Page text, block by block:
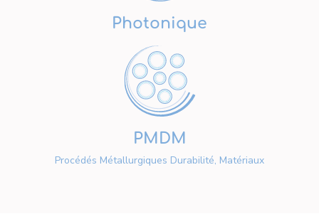
Photonique
PMDM
Procédés Métallurgiques Durabilité, Matériaux